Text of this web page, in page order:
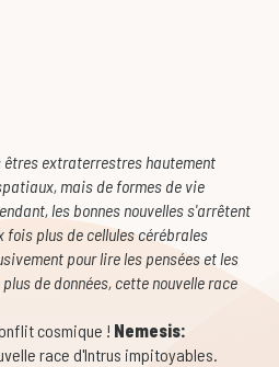
êtres extraterrestres hautement
mais de formes de vie
les bonnes nouvelles s'arrêtent
fois plus de cellules cérébrales
pour lire les pensées et les
de données, cette nouvelle race
cosmique ! Nemesis:
race d'Intrus impitoyables.